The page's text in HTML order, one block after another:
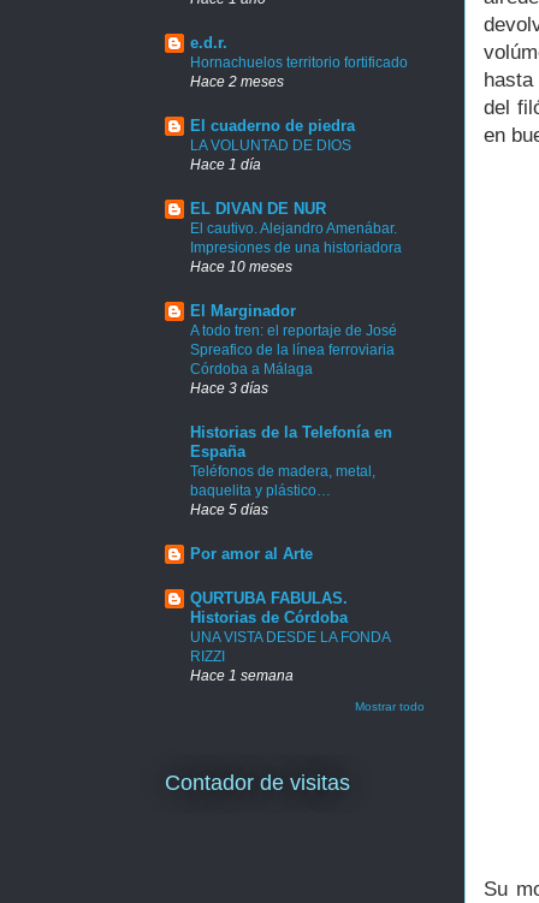
del
en
Su
e.d.r.
Hornachuelos territorio fortificado
Hace 2 meses
El cuaderno de piedra
LA VOLUNTAD DE DIOS
Hace 1 día
EL DIVAN DE NUR
El cautivo. Alejandro Amenábar.
Impresiones de una historiadora
Hace 10 meses
El Marginador
A todo tren: el reportaje de José
Spreafico de la línea ferroviaria
Córdoba a Málaga
Hace 3 días
Historias de la Telefonía en
España
Teléfonos de madera, metal,
baquelita y plástico…
Hace 5 días
Por amor al Arte
QURTUBA FABULAS.
Historias de Córdoba
UNA VISTA DESDE LA FONDA
RIZZI
Hace 1 semana
Mostrar todo
Contador de visitas